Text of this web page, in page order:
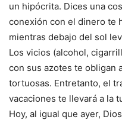
un hipócrita. Dices una
conexión con el dinero te
mientras debajo del sol
Los vicios (alcohol,
con sus azotes te obligan
tortuosas. Entretanto, el
vacaciones te llevará a la
Hoy, al igual que ayer,